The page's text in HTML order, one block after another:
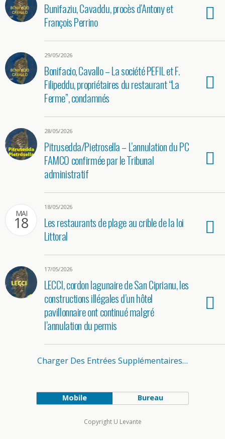
Bunifaziu, Cavaddu, procès d’Antony et
François Perrino
29/05/2026
Bonifacio, Cavallo – La société PEFIL et F.
Filipeddu, propriétaires du restaurant “La
Ferme”, condamnés
28/05/2026
Pitrusedda/Pietrosella – L’annulation du PC
FAMCO confirmée par le Tribunal
administratif
MAI
18
18/05/2026
Les restaurants de plage au crible de la loi
Littoral
17/05/2026
LECCI, cordon lagunaire de San Ciprianu, les
constructions illégales d’un hôtel
pavillonnaire ont continué malgré
l’annulation du permis
Charger Des Entrées Supplémentaires…
Mobile Bureau
Copyright U Levante